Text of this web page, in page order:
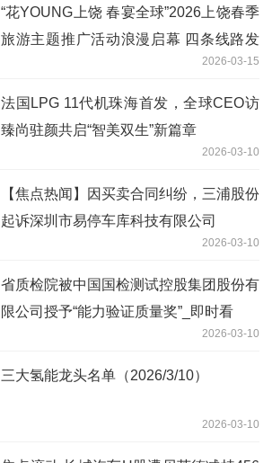
“花YOUNG上饶 春宴全球”2026上饶春季
旅游主题推广活动浪漫启幕 四条线路发
2026-03-15
法国LPG 11代机珠海首发，全球CEO访
臻尚驻颜共启“智美双生”新篇章
2026-03-10
【焦点热闻】因买卖合同纠纷，三浦股份
起诉深圳市易停车库科技有限公司
2026-03-10
省质检院被中国国检测试控股集团股份有
限公司授予“能力验证质量奖”_即时看
2026-03-10
三大氢能龙头名单（2026/3/10）
2026-03-10